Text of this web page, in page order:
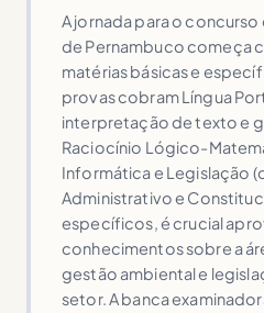
A jornada para o
de Pernambuco começa
matérias básicas e
provas cobram Língua
interpretação de texto e
Raciocínio Lógico-
Informática e Legislação
Administrativo e
específicos, é crucial
conhecimentos sobre a
gestão ambiental e
setor. A banca